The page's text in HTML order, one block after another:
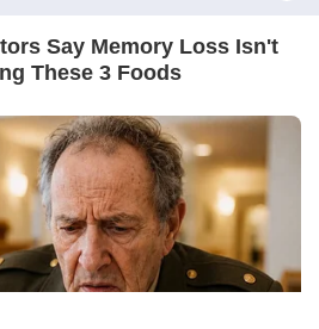
menyajikan berita aktual dan
sudut pandang berbaik sangka
Kabarbaru